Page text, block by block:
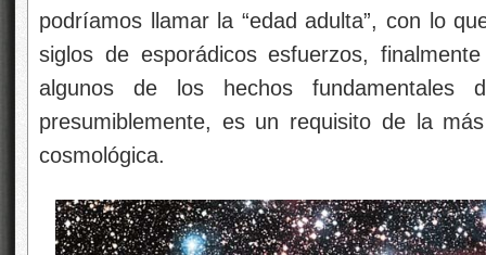
podríamos llamar la “edad adulta”, con lo
siglos de esporádicos esfuerzos,
algunos de los hechos fundamentales
presumiblemente, es un requisito de la
cosmológica.